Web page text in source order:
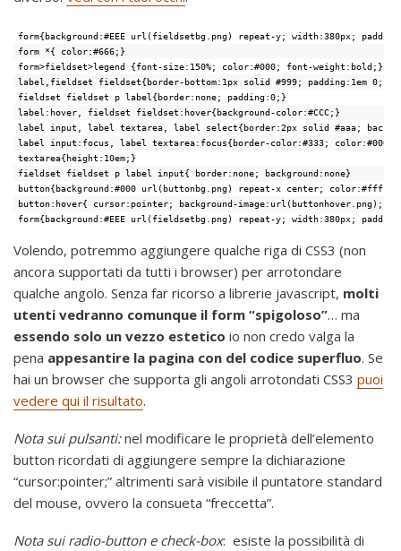
form{background:#EEE url(fieldsetbg.png) repeat-y; width:380px;
form *{ color:#666;}
form>fieldset>legend {font-size:150%; color:#000; font-weight:bold;}
label,fieldset fieldset{border-bottom:1px solid #999; padding:1em 0;
fieldset fieldset p label{border:none; padding:0;}
label:hover, fieldset fieldset:hover{background-color:#CCC;}
label input, label textarea, label select{border:2px solid #aaa;
label input:focus, label textarea:focus{border-color:#333; color:#000;
textarea{height:10em;}
fieldset fieldset p label input{ border:none; background:none}
button{background:#000 url(buttonbg.png) repeat-x center;
button:hover{ cursor:pointer; background-image:url(buttonhover.png);
form{background:#EEE url(fieldsetbg.png) repeat-y; width:380px;
Volendo, potremmo aggiungere qualche riga di CSS3 (non
ancora supportati da tutti i browser) per arrotondare
qualche angolo. Senza far ricorso a librerie javascript, molti
utenti vedranno comunque il form “spigoloso”… ma
essendo solo un vezzo estetico io non credo valga la
pena appesantire la pagina con del codice superfluo. Se
hai un browser che supporta gli angoli arrotondati CSS3 puoi
vedere qui il risultato.
Nota sui pulsanti:nel modificare le proprietà dell’elemento
button ricordati di aggiungere sempre la dichiarazione
“cursor:pointer;” altrimenti sarà visibile il puntatore standard
del mouse, ovvero la consueta “freccetta”.
Nota sui radio-button e check-box: esiste la possibilità di